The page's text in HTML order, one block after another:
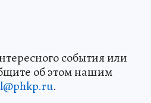
события или
об этом нашим
.